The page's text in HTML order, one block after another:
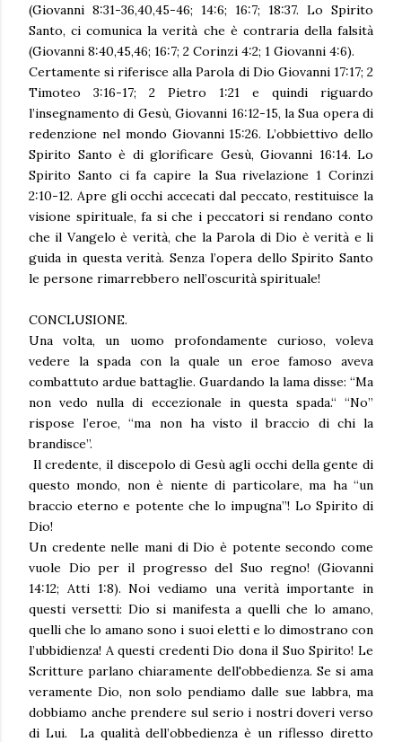
(Giovanni 8:31-36,40,45-46; 14:6; 16:7; 18:37. Lo Spirito
Santo, ci comunica la verità che è contraria della falsità
(Giovanni 8:40,45,46; 16:7; 2 Corinzi 4:2; 1 Giovanni 4:6).
Certamente si riferisce alla Parola di Dio Giovanni 17:17; 2
Timoteo 3:16-17; 2 Pietro 1:21 e quindi riguardo
l’insegnamento di Gesù, Giovanni 16:12-15, la Sua opera di
redenzione nel mondo Giovanni 15:26. L’obbiettivo dello
Spirito Santo è di glorificare Gesù, Giovanni 16:14. Lo
Spirito Santo ci fa capire la Sua rivelazione 1 Corinzi
2:10-12. Apre gli occhi accecati dal peccato, restituisce la
visione spirituale, fa si che i peccatori si rendano conto
che il Vangelo è verità, che la Parola di Dio è verità e li
guida in questa verità. Senza l’opera dello Spirito Santo
le persone rimarrebbero nell’oscurità spirituale!
CONCLUSIONE.
Una volta, un uomo profondamente curioso, voleva
vedere la spada con la quale un eroe famoso aveva
combattuto ardue battaglie. Guardando la lama disse: “Ma
non vedo nulla di eccezionale in questa spada.“ “No”
rispose l’eroe, “ma non ha visto il braccio di chi la
brandisce”.
Il credente, il discepolo di Gesù agli occhi della gente di
questo mondo, non è niente di particolare, ma ha “un
braccio eterno e potente che lo impugna”! Lo Spirito di
Dio!
Un credente nelle mani di Dio è potente secondo come
vuole Dio per il progresso del Suo regno! (Giovanni
14:12; Atti 1:8). Noi vediamo una verità importante in
questi versetti: Dio si manifesta a quelli che lo amano,
quelli che lo amano sono i suoi eletti e lo dimostrano con
l’ubbidienza! A questi credenti Dio dona il Suo Spirito! Le
Scritture parlano chiaramente dell'obbedienza. Se si ama
veramente Dio, non solo pendiamo dalle sue labbra, ma
dobbiamo anche prendere sul serio i nostri doveri verso
di Lui. La qualità dell’obbedienza è un riflesso diretto